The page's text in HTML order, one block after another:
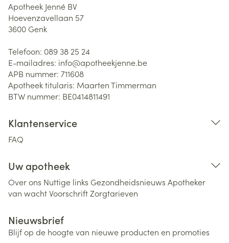
Apotheek Jenné BV
Hoevenzavellaan 57
3600 Genk
Telefoon: 089 38 25 24
E-mailadres: info@apotheekjenne.be
APB nummer: 711608
Apotheek titularis: Maarten Timmerman
BTW nummer: BE0414811491
Klantenservice
FAQ
Uw apotheek
Over ons Nuttige links Gezondheidsnieuws Apotheker
van wachtVoorschriftZorgtarieven
Nieuwsbrief
Blijf op de hoogte van nieuwe producten en promoties